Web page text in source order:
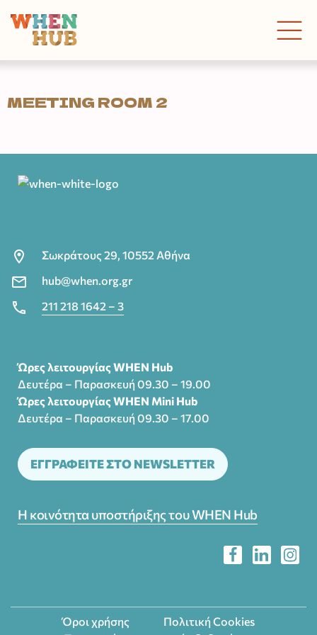
MEETING ROOM 2
Σωκράτους 29, 10552 Αθήνα
hub@when.org.gr
211 218 1642 – 3
Ώρες λειτουργίας WHEN Hub
Δευτέρα – Παρασκευή 09.30 – 19.00
Ώρες λειτουργίας WHEN Mini Hub
Δευτέρα – Παρασκευή 09.30 – 17.00
ΕΓΓΡΑΦΕΙΤΕ ΣΤΟ NEWSLETTER
Η κοινότητα υποστήριξης του WHEN Hub
Όροι χρήσης
Πολιτική Cookies